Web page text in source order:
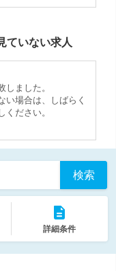
ていない求人
しました。
い場合は、しばらく
ください。
検索
詳細条件